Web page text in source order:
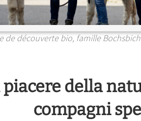
de découverte bio, famille
della
compagni